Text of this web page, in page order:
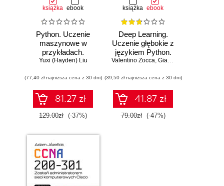
książka ebook
Python. Uczenie
maszynowe w
przykładach.
Najlepsze praktyki
zastosowaniach.
Wydanie IV
Yuxi (Hayden) Liu
(77,40 zł najniższa cena z 30 dni)
81.27 zł
129.00zł (-37%)
książka ebook
Deep Learning.
Uczenie głębokie z
językiem Python.
Sztuczna
neuronowe
Valentino Zocca, Gianmario Spacagna
(39,50 zł najniższa cena z 30 dni)
41.87 zł
79.00zł (-47%)